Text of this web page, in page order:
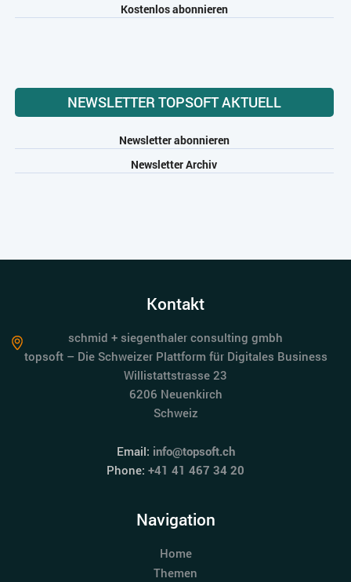
Kostenlos abonnieren
NEWSLETTER TOPSOFT AKTUELL
Newsletter abonnieren
Newsletter Archiv
Kontakt
schmid + siegenthaler consulting gmbh
topsoft – Die Schweizer Plattform für Digitales Business
Willistattstrasse 23
6206 Neuenkirch
Schweiz
Email: info@topsoft.ch
Phone: +41 41 467 34 20
Navigation
Home
Themen